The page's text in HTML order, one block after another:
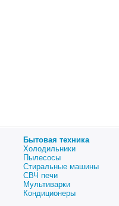
Бытовая техника
Холодильники
Пылесосы
Стиральные машины
СВЧ печи
Мультиварки
Кондиционеры